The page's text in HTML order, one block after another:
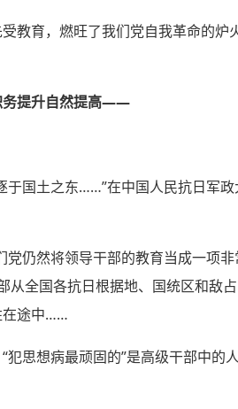
教育，燃旺了我们党自我革命的
务提升自然提高——
于国土之东……”在中国人民抗日军
党仍然将领导干部的教育当成一项
从全国各抗日根据地、国统区和敌
在途中……
犯思想病最顽固的”是高级干部中的